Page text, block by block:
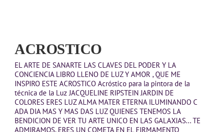
ACROSTICO
EL ARTE DE SANARTE LAS CLAVES DEL PODER Y LA
CONCIENCIA LIBRO LLENO DE LUZ Y AMOR , QUE ME
INSPIRO ESTE ACROSTICO Acróstico para la pintora de la
técnica de la Luz JACQUELINE RIPSTEIN JARDIN DE
COLORES ERES LUZ ALMA MATER ETERNA ILUMINANDO C
ADA DIA MAS Y MAS DAS LUZ QUIENES TENEMOS LA
BENDICION DE VER TU ARTE UNICO EN LAS GALAXIAS... TE
ADMIRAMOS. ERES UN COMETA EN EL FIRMAMENTO